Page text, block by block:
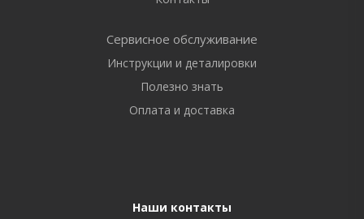
Сервисное обслуживание
Инструкции и деталировки
Полезно знать
Оплата и доставка
Наши контакты